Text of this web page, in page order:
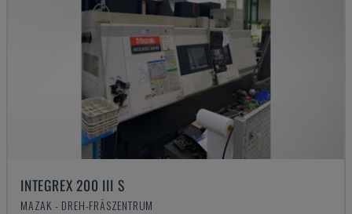
INTEGREX 200 III S
MAZAK - DREH-FRÄSZENTRUM